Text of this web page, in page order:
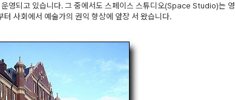
되고 있습니다. 그 중에서도 스페이스 스튜디오(Space Studio)는 영
사회에서 예술가의 권익 향상에 앞장 서 왔습니다.